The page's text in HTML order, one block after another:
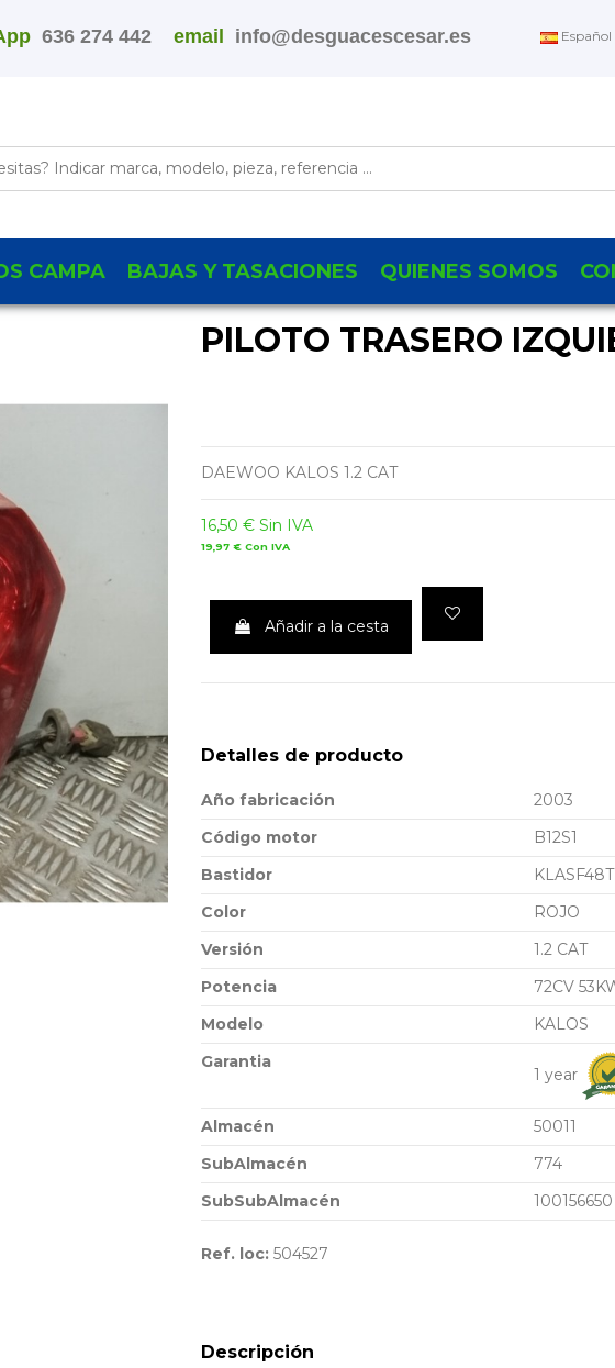
636 274 442 email info@desguacescesar.es Español
CAMPA BAJAS Y TASACIONES QUIENES SOMOS
PILOTO TRASERO
DAEWOO KALOS 1.2 CAT
16,50 € Sin IVA
19,97 € Con IVA
Añadir a la cesta
Detalles de producto
Año fabricación
2003
Código motor
B12S1
Bastidor
Color
ROJO
Versión
1.2 CAT
Potencia
72CV
Modelo
KALOS
Garantia
1 year
Almacén
50011
SubAlmacén
774
SubSubAlmacén
100156650
Ref. loc: 504527
Descripción